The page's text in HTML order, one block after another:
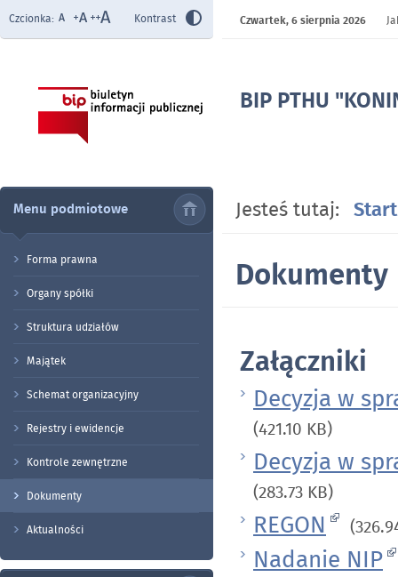
BIP PTHU
Czcionka: Kontrast Czwartek,6 sierpnia 2026
Menu podmiotowe
Forma prawna
Organy spółki
Struktura udziałów
Majątek
Schemat organizacyjny
Rejestry i ewidencje
Kontrole zewnętrzne
Dokumenty
Aktualności
Jesteś tutaj: Start
Dokumenty
Załączniki
Decyzja w
(421.10 KB)
Decyzja w
(283.73 KB)
REGON
Nadanie NIP